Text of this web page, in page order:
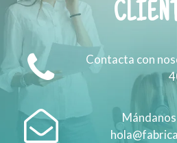
Contacta con